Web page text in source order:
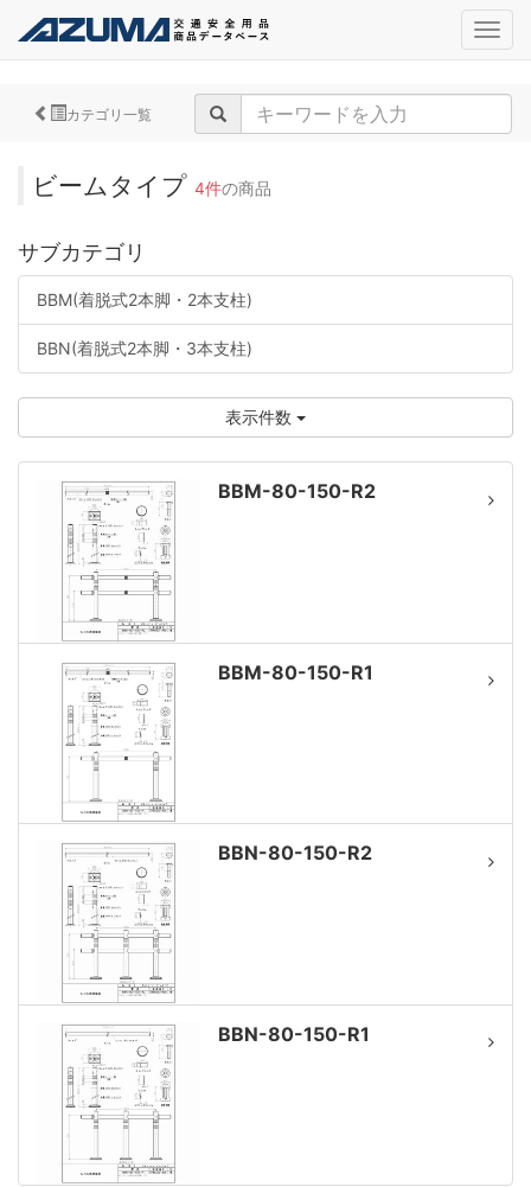
カテゴリ一覧
ビームタイプ 4件の商品
サブカテゴリ
BBM(着脱式2本脚・2本支柱)
BBN(着脱式2本脚・3本支柱)
表示件数
BBM-80-150-R2
BBM-80-150-R1
BBN-80-150-R2
BBN-80-150-R1